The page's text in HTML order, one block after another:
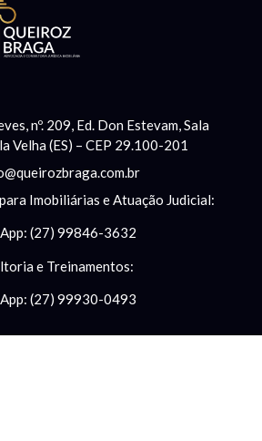
nº. 209, Ed. Don Estevam, Sala
Velha (ES) – CEP 29.100-201
Imobiliárias e Atuação Judicial:
(27) 99846-3632
e Treinamentos:
(27) 99930-0493